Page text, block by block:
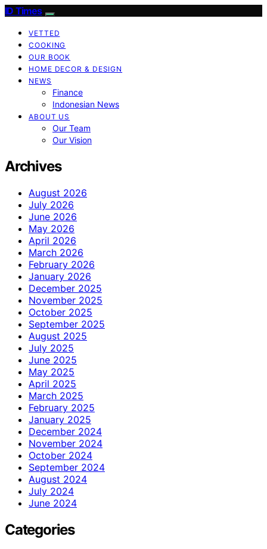
ID Times
VETTED
COOKING
OUR BOOK
HOME DECOR & DESIGN
NEWS
Finance
Indonesian News
ABOUT US
Our Team
Our Vision
Archives
August 2026
July 2026
June 2026
May 2026
April 2026
March 2026
February 2026
January 2026
December 2025
November 2025
October 2025
September 2025
August 2025
July 2025
June 2025
May 2025
April 2025
March 2025
February 2025
January 2025
December 2024
November 2024
October 2024
September 2024
August 2024
July 2024
June 2024
Categories